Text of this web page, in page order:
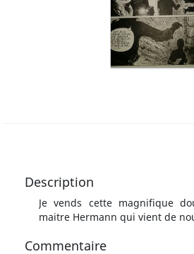
Description
Je vends cette magnifique
maitre Hermann qui vient de
Commentaire